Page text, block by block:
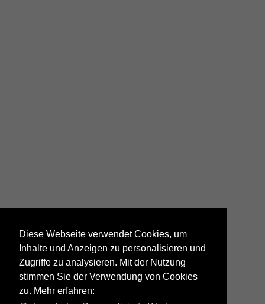
Diese Webseite verwendet Cookies, um
Inhalte und Anzeigen zu personalisieren und
Zugriffe zu analysieren. Mit der Nutzung
stimmen Sie der Verwendung von Cookies
zu. Mehr erfahren: